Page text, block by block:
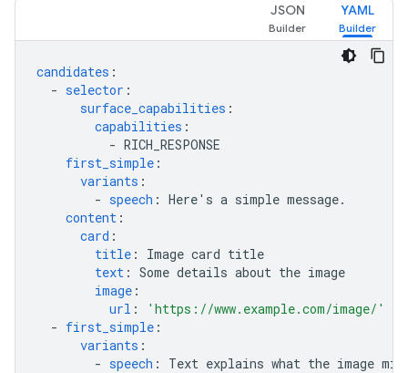
YAML
JSON
candidates :
- selector :
surface_capabilities :
capabilities :
- RICH_RESPONSE
first_simple :
variants :
- speech : Here's a simple message.
content :
card :
title :
Image card title
text : Some details about the image
image :
url :
'https://www.example.com/image/'
- first_simple :
variants :
- speech : Text explains what the image